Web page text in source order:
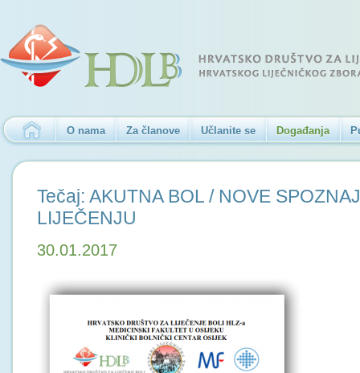
O nama Za članove Učlanite se Događanja
Tečaj: AKUTNA BOL / NOVE
LIJEČENJU
30.01.2017